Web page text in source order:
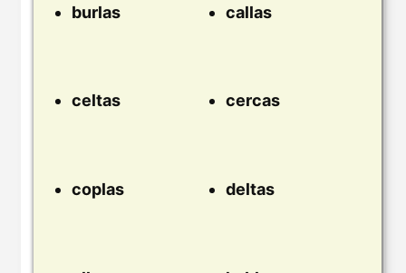
burlas callas
celtas cercas
coplas deltas